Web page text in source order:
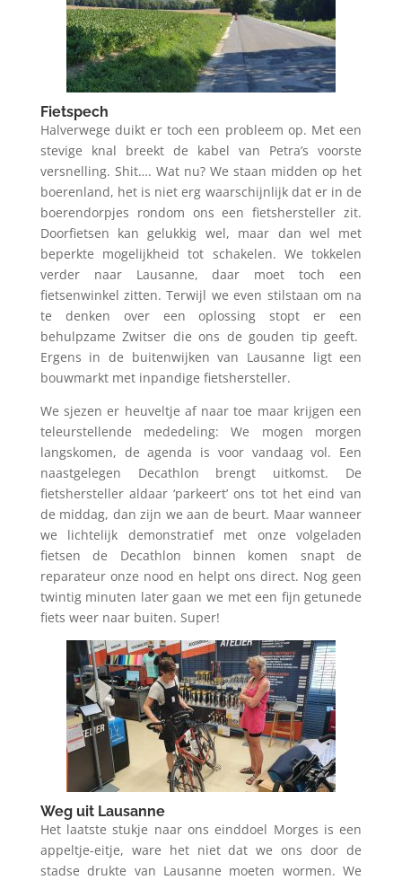
Fietspech
Halverwege duikt er toch een probleem op. Met een
stevige knal breekt de kabel van Petra’s voorste
versnelling. Shit…. Wat nu? We staan midden op het
boerenland, het is niet erg waarschijnlijk dat er in de
boerendorpjes rondom ons een fietshersteller zit.
Doorfietsen kan gelukkig wel, maar dan wel met
beperkte mogelijkheid tot schakelen. We tokkelen
verder naar Lausanne, daar moet toch een
fietsenwinkel zitten. Terwijl we even stilstaan om na
te denken over een oplossing stopt er een
behulpzame Zwitser die ons de gouden tip geeft.
Ergens in de buitenwijken van Lausanne ligt een
bouwmarkt met inpandige fietshersteller.
We sjezen er heuveltje af naar toe maar krijgen een
teleurstellende mededeling: We mogen morgen
langskomen, de agenda is voor vandaag vol. Een
naastgelegen Decathlon brengt uitkomst. De
fietshersteller aldaar ‘parkeert’ ons tot het eind van
de middag, dan zijn we aan de beurt. Maar wanneer
we lichtelijk demonstratief met onze volgeladen
fietsen de Decathlon binnen komen snapt de
reparateur onze nood en helpt ons direct. Nog geen
twintig minuten later gaan we met een fijn getunede
fiets weer naar buiten. Super!
Weg uit Lausanne
Het laatste stukje naar ons einddoel Morges is een
appeltje-eitje, ware het niet dat we ons door de
stadse drukte van Lausanne moeten wormen. We